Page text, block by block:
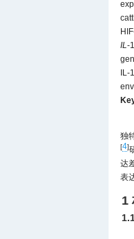
IL-
独
[4]
达
表
1